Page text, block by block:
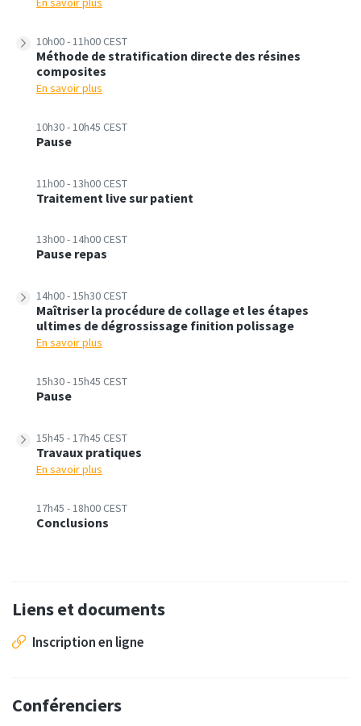
10h00 - 11h00 CEST
Méthode de stratification directe des résines
composites
En savoir plus
10h30 - 10h45 CEST
Pause
11h00 - 13h00 CEST
Traitement live sur patient
13h00 - 14h00 CEST
Pause repas
14h00 - 15h30 CEST
Maîtriser la procédure de collage et les étapes
ultimes de dégrossissage finition polissage
En savoir plus
15h30 - 15h45 CEST
Pause
15h45 - 17h45 CEST
Travaux pratiques
En savoir plus
17h45 - 18h00 CEST
Conclusions
Liens et documents
Inscription en ligne
Conférenciers